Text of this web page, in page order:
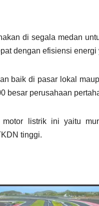
di segala medan
dengan efisiensi
baik di pasar lokal
besar perusahaan
motor listrik ini yaitu
tinggi.